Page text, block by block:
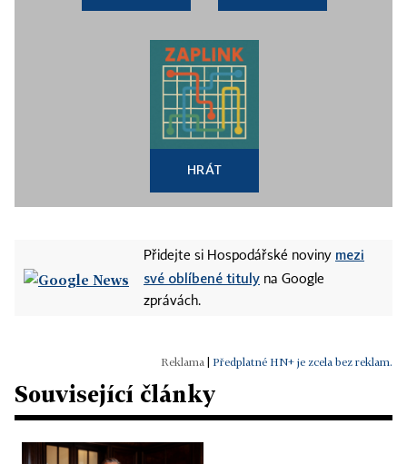
HRÁT
Přidejte si Hospodářské noviny mezi
své oblíbené tituly na Google
zprávách.
Předplatné HN+ je zcela bez reklam.
Související články